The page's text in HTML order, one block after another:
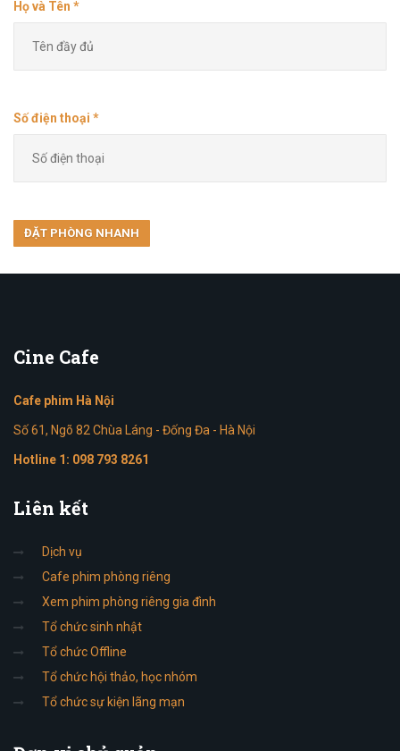
Họ và Tên *
Số điện thoại *
Cine Cafe
Cafe phim Hà Nội
Số 61, Ngõ 82 Chùa Láng - Đống Đa - Hà Nội
Hotline 1: 098 793 8261
Liên kết
Dịch vụ
Cafe phim phòng riêng
Xem phim phòng riêng gia đình
Tổ chức sinh nhật
Tổ chức Offline
Tổ chức hội thảo, học nhóm
Tổ chức sự kiện lãng mạn